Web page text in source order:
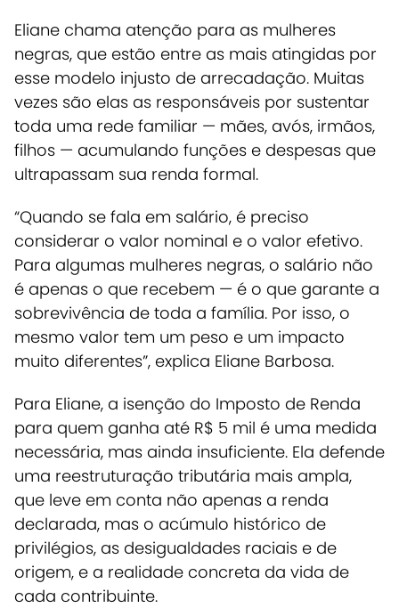
Eliane chama atenção para as mulheres
negras, que estão entre as mais atingidas por
esse modelo injusto de arrecadação. Muitas
vezes são elas as responsáveis por sustentar
toda uma rede familiar — mães, avós, irmãos,
filhos — acumulando funções e despesas que
ultrapassam sua renda formal.
“Quando se fala em salário, é preciso
considerar o valor nominal e o valor efetivo.
Para algumas mulheres negras, o salário não
é apenas o que recebem — é o que garante a
sobrevivência de toda a família. Por isso, o
mesmo valor tem um peso e um impacto
muito diferentes”, explica Eliane Barbosa.
Para Eliane, a isenção do Imposto de Renda
para quem ganha até R$ 5 mil é uma medida
necessária, mas ainda insuficiente. Ela defende
uma reestruturação tributária mais ampla,
que leve em conta não apenas a renda
declarada, mas o acúmulo histórico de
privilégios, as desigualdades raciais e de
origem, e a realidade concreta da vida de
cada contribuinte.